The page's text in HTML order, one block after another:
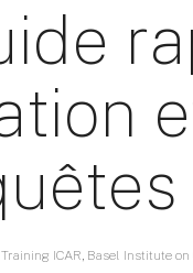
ICAR, Basel Institute on